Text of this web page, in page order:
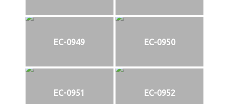
EC-0949 EC-0950
EC-0951 EC-0952